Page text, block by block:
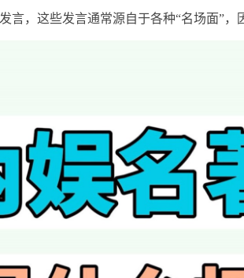
，这些发言通常源自于各种“名场面”，